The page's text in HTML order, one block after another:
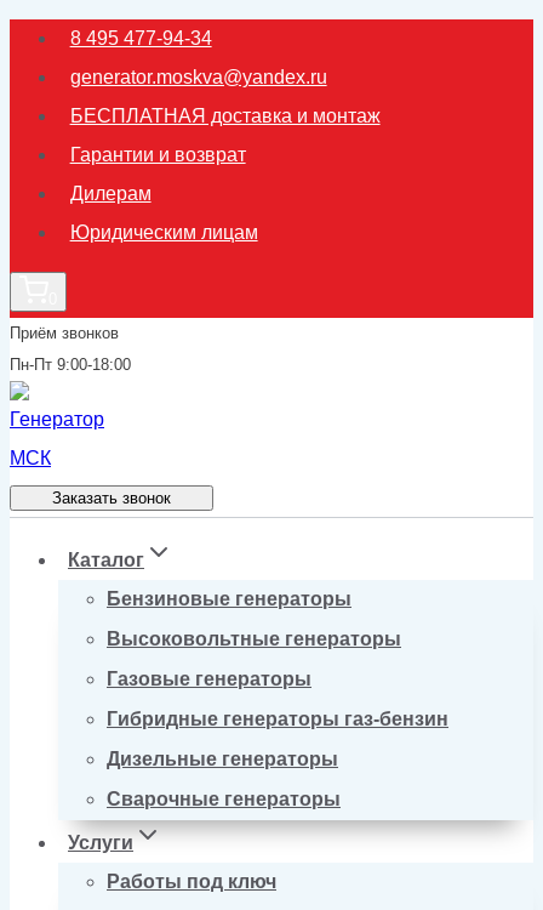
Перейти
содержимому
8 495 477-94-34
generator.moskva@yandex.ru
БЕСПЛАТНАЯ доставка и монтаж
Гарантии и возврат
Дилерам
Юридическим лицам
Приём звонков
Пн-Пт 9:00-18:00
Заказать звонок
Каталог
Бензиновые генераторы
Высоковольтные генераторы
Газовые генераторы
Гибридные генераторы газ-бензин
Дизельные генераторы
Сварочные генераторы
Услуги
Работы под ключ